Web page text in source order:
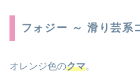
フォジー ～ 滑り芸系
オレンジ色のクマ。